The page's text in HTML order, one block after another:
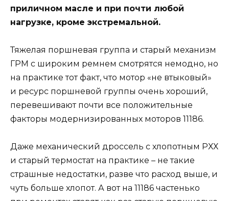
приличном масле и при почти любой
нагрузке, кроме экстремальной.
Тяжелая поршневая группа и старый механизм
ГРМ с широким ремнем смотрятся немодно, но
на практике тот факт, что мотор «не втыковый»
и ресурс поршневой группы очень хороший,
перевешивают почти все положительные
факторы модернизированных моторов 11186.
Даже механический дроссель с хлопотным РХХ
и старый термостат на практике – не такие
страшные недостатки, разве что расход выше, и
чуть больше хлопот. А вот на 11186 частенько